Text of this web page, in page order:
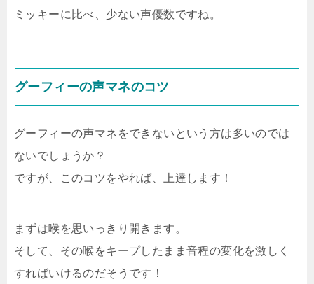
ミッキーに比べ、少ない声優数ですね。
グーフィーの声マネのコツ
グーフィーの声マネをできないという方は多いのでは
ないでしょうか？
ですが、このコツをやれば、上達します！
まずは喉を思いっきり開きます。
そして、その喉をキープしたまま音程の変化を激しく
すればいけるのだそうです！